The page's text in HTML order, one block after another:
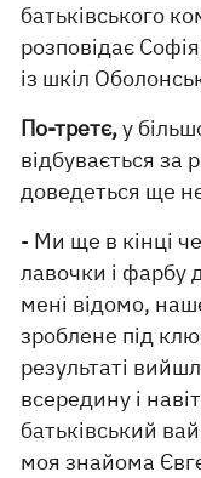
батьківського
розповідає
із шкіл
По-третє,у
відбувається за
доведеться ще
- Ми ще в кінці
лавочки і фарбу
мені відомо,
зроблене під
результаті
всередину і
батьківський
моя знайома